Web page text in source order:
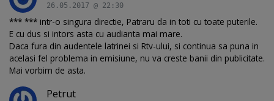
26.05.2017 @ 22:30
*** *** intr-o singura directie, Patraru da in toti cu toate puterile.
E cu dus si intors asta cu audianta mai mare.
Daca fura din audentele latrinei si Rtv-ului, si continua sa puna in
acelasi fel problema in emisiune, nu va creste banii din publicitate.
Mai vorbim de asta.
Petrut